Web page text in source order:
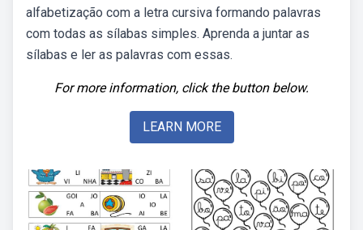
alfabetização com a letra cursiva formando palavras
com todas as sílabas simples. Aprenda a juntar as
sílabas e ler as palavras com essas.
For more information, click the button below.
LEARN MORE